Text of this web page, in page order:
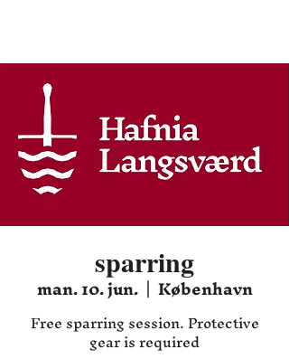
sparring
man. 10. jun.
  |
København
Free sparring session. Protective
gear is required